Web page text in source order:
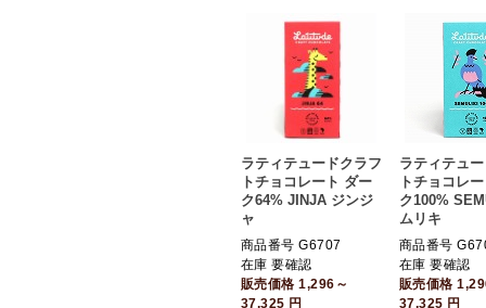
ラティテュードクラフ
トチョコレート ダー
ク64% JINJA ジンジ
ャ
商品番号 G6707
在庫 要確認
販売価格1,296～
37,325 円
ラティテュ
トチョコレ
ク100%
ムリキ
商品番号
在庫 要確認
販売価格
37,325 円